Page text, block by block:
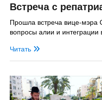
Встреча с
Прошла встреча вице-
вопросы алии и интеграции
Читать